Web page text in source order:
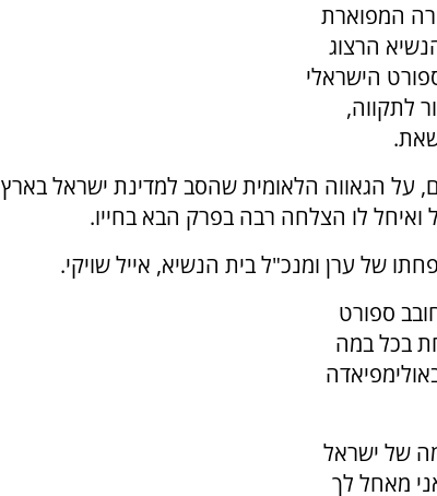
המפוארת
הרצוג
הישראלי
לתקווה,
על הגאווה הלאומית שהסב למדינת ישראל בארץ
ואיחל לו הצלחה רבה בפרק הבא בחייו.
של ערן ומנכ"ל בית הנשיא, אייל שויקי.
ספורט
בכל במה
של ישראל
מאחל לך